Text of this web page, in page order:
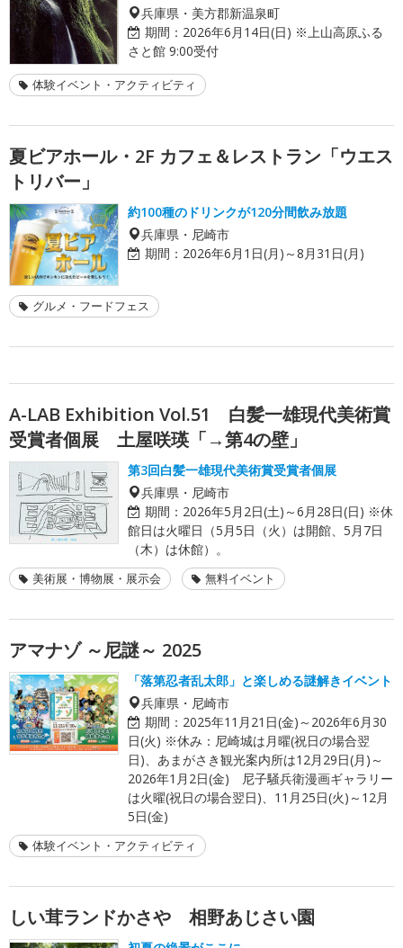
兵庫県・美方郡新温泉町
期間： 2026年6月14日(日) ※上山高原ふる
さと館 9:00受付
体験イベント・アクティビティ
夏ビアホール・2F カフェ＆レストラン「ウエス
トリバー」
約100種のドリンクが120分間飲み放題
兵庫県・尼崎市
期間： 2026年6月1日(月)～8月31日(月)
グルメ・フードフェス
A-LAB Exhibition Vol.51 白髪一雄現代美術賞
受賞者個展 土屋咲瑛「→第4の壁」
第3回白髪一雄現代美術賞受賞者個展
兵庫県・尼崎市
期間： 2026年5月2日(土)～6月28日(日) ※休
館日は火曜日（5月5日（火）は開館、5月7日
（木）は休館）。
美術展・博物展・展示会 無料イベント
アマナゾ ～尼謎～ 2025
「落第忍者乱太郎」と楽しめる謎解きイベント
兵庫県・尼崎市
期間： 2025年11月21日(金)～2026年6月30
日(火) ※休み：尼崎城は月曜(祝日の場合翌
日)、あまがさき観光案内所は12月29日(月)～
2026年1月2日(金) 尼子騒兵衛漫画ギャラリー
は火曜(祝日の場合翌日)、11月25日(火)～12月
5日(金)
体験イベント・アクティビティ
しい茸ランドかさや 相野あじさい園